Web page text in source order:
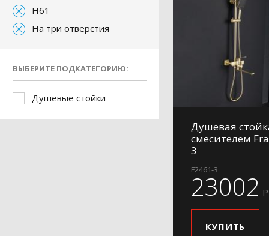
H61
На три отверстия
ВЫБЕРИТЕ ПОДКАТЕГОРИЮ:
Душевые стойки
Душевая
смесителем
3
F2461-3
23002
КУПИТЬ